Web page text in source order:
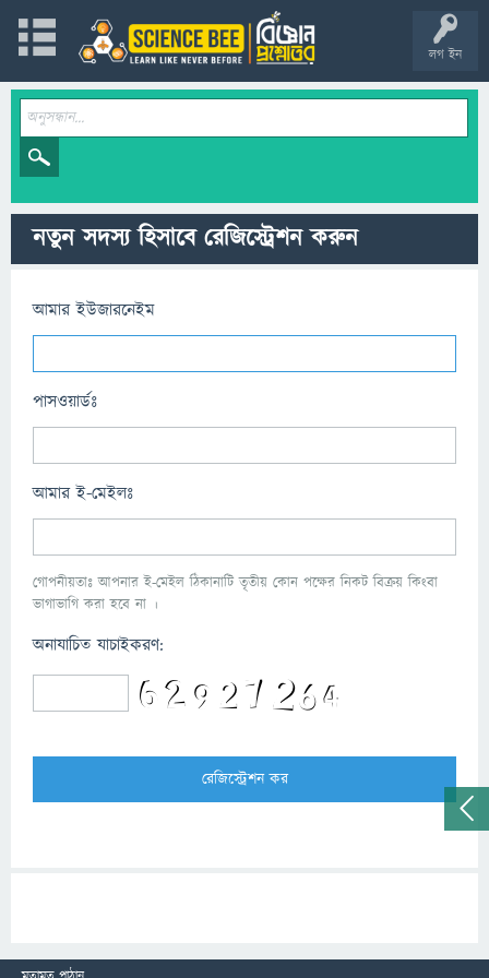
লগ ইন
নতুন সদস্য হিসাবে রেজিস্ট্রেশন করুন
আমার ইউজারনেইম
পাসওয়ার্ডঃ
আমার ই-মেইলঃ
গোপনীয়তাঃ আপনার ই-মেইল ঠিকানাটি তৃতীয় কোন পক্ষের নিকট বিক্রয় কিংবা
ভাগাভাগি করা হবে না ।
অনাযাচিত যাচাইকরণ: